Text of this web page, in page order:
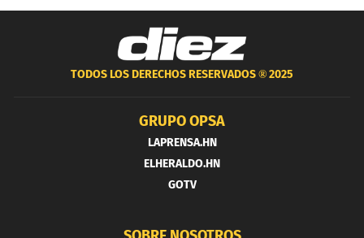
TODOS LOS DERECHOS RESERVADOS ®2025
GRUPO OPSA
LAPRENSA.HN
ELHERALDO.HN
GOTV